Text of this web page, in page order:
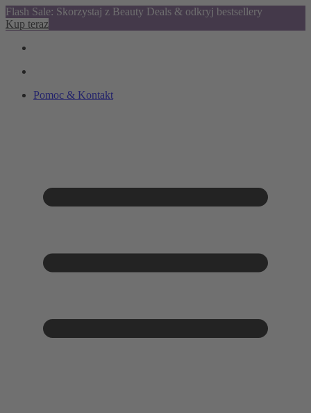
Flash Sale: Skorzystaj z Beauty Deals & odkryj bestsellery
Kup teraz
Pomoc & Kontakt